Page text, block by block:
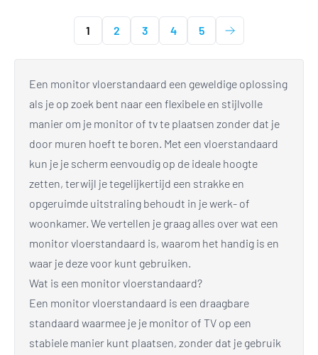
1 2 3 4 5
Een monitor vloerstandaard een geweldige oplossing
als je op zoek bent naar een flexibele en stijlvolle
manier om je monitor of tv te plaatsen zonder dat je
door muren hoeft te boren. Met een vloerstandaard
kun je je scherm eenvoudig op de ideale hoogte
zetten, terwijl je tegelijkertijd een strakke en
opgeruimde uitstraling behoudt in je werk- of
woonkamer. We vertellen je graag alles over wat een
monitor vloerstandaard is, waarom het handig is en
waar je deze voor kunt gebruiken.
Wat is een monitor vloerstandaard?
Een monitor vloerstandaard is een draagbare
standaard waarmee je je monitor of TV op een
stabiele manier kunt plaatsen, zonder dat je gebruik